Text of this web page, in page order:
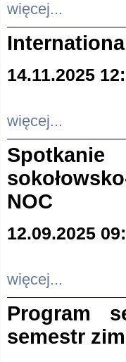
więcej...
14.11.2025
więcej...
NOC
12.09.2025
więcej...
Program
semestr